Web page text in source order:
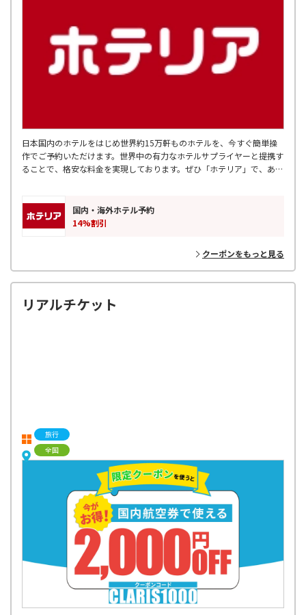
日本国内のホテルをはじめ世界約15万軒ものホテルを、今すぐ簡単操
作でご予約いただけます。世界中の有力なホテルサプライヤーと提携す
ることで、格安な料金を実現しております。ぜひ「ホテリア」で、あな
国内・海外ホテル予約
14%割引
クーポンをもっと見る
リアルチケット
旅行
全国